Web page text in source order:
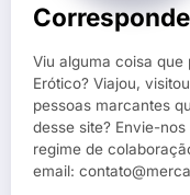
Viu alguma coisa
Erótico? Viajou,
pessoas marcantes
desse site? Envie-
regime de
email: